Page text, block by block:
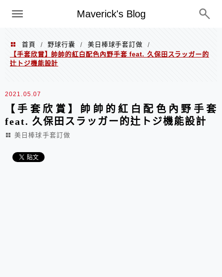
Maverick's Blog
Menu
首頁 / 野球行囊 / 美日棒球手套訂做
/
【手套欣賞】帥帥的紅白配色內野手套 feat. 久保田スラッガー的
辻トジ機能設計
2021.05.07
【手套欣賞】帥帥的紅白配色內野手套
feat. 久保田スラッガー的辻トジ機能設計
美日棒球手套訂做